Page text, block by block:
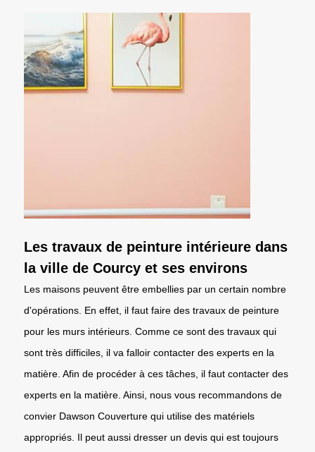
Les travaux de peinture intérieure dans
la ville de Courcy et ses environs
Les maisons peuvent être embellies par un certain nombre
d'opérations. En effet, il faut faire des travaux de peinture
pour les murs intérieurs. Comme ce sont des travaux qui
sont très difficiles, il va falloir contacter des experts en la
matière. Afin de procéder à ces tâches, il faut contacter des
experts en la matière. Ainsi, nous vous recommandons de
convier Dawson Couverture qui utilise des matériels
appropriés. Il peut aussi dresser un devis qui est toujours